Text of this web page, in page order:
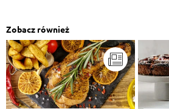
Zobacz również